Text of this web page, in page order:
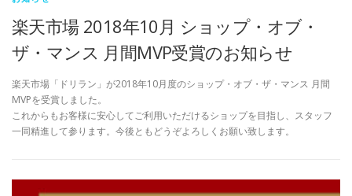
楽天市場 2018年10月 ショップ・オブ・
ザ・マンス 月間MVP受賞のお知らせ
楽天市場「ドリラン」が2018年10月度のショップ・オブ・ザ・マンス 月間
MVPを受賞しました。
これからもお客様に安心してご利用いただけるショップを目指し、スタッフ
一同精進して参ります。今後ともどうぞよろしくお願い致します。